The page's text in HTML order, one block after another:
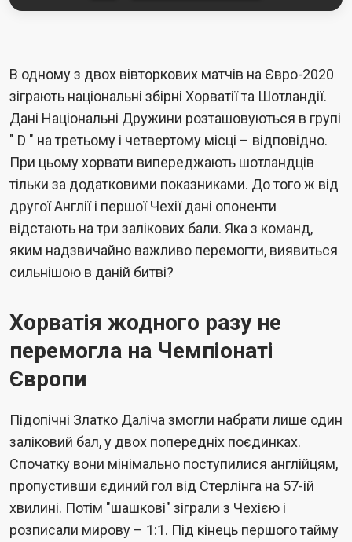
В одному з двох вівторкових матчів на Євро-2020
зіграють національні збірні Хорватії та Шотландії.
Дані Національні Дружини розташовуються в групі
" D " на третьому і четвертому місці – відповідно.
При цьому хорвати випереджають шотландців
тільки за додатковими показниками. До того ж від
другої Англії і першої Чехії дані опоненти
відстають на три залікових бали. Яка з команд,
яким надзвичайно важливо перемогти, виявиться
сильнішою в даній битві?
Хорватія жодного разу не
перемогла на Чемпіонаті
Європи
Підопічні Златко Даліча змогли набрати лише один
заліковий бал, у двох попередніх поєдинках.
Спочатку вони мінімально поступилися англійцям,
пропустивши єдиний гол від Стерлінга на 57-ій
хвилині. Потім "шашкові" зіграли з Чехією і
розписали мирову – 1:1. Під кінець першого тайму